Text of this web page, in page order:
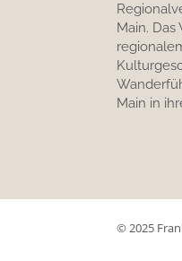
Main.
Main in
© 2025